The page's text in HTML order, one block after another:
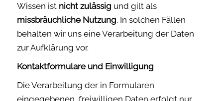
Wissen ist nicht zulässig und gilt als
missbräuchliche Nutzung. In solchen Fällen
behalten wir uns eine Verarbeitung der Daten
zur Aufklärung vor.
Kontaktformulare und Einwilligung
Die Verarbeitung der in Formularen
eingegebenen, freiwilligen Daten erfolgt nur